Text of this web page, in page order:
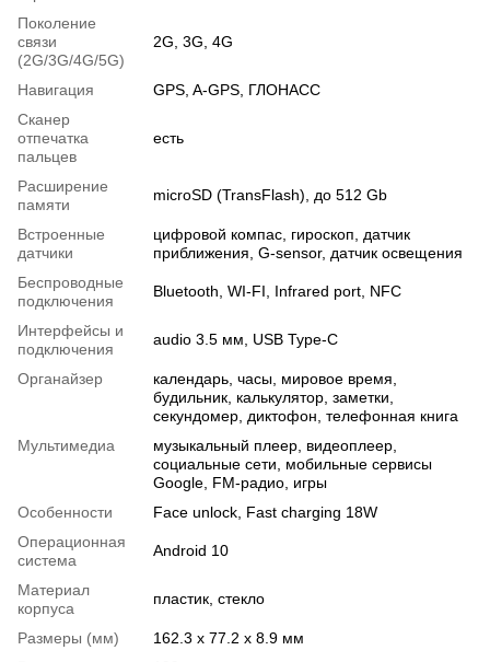
Поколение
связи
(2G/3G/4G/5G)
2G, 3G, 4G
Навигация
GPS, A-GPS, ГЛОНАСС
Сканер
отпечатка
пальцев
есть
Расширение
памяти
microSD (TransFlash), до 512 Gb
Встроенные
датчики
цифровой компас, гироскоп, датчик
приближения, G-sensor, датчик освещения
Беспроводные
подключения
Bluetooth, WI-FI, Infrared port, NFC
Интерфейсы и
подключения
audio 3.5 мм, USB Type-C
Органайзер
календарь, часы, мировое время,
будильник, калькулятор, заметки,
секундомер, диктофон, телефонная книга
Мультимедиа
музыкальный плеер, видеоплеер,
социальные сети, мобильные сервисы
Google, FM-радио, игры
Особенности
Face unlock, Fast charging 18W
Операционная
система
Android 10
Материал
корпуса
пластик, стекло
Размеры (мм)
162.3 x 77.2 x 8.9 мм